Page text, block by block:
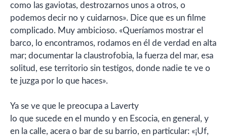
como las gaviotas, destrozarnos unos a otros, o
podemos decir no y cuidarnos». Dice que es un filme
complicado. Muy ambicioso. «Queríamos mostrar el
barco, lo encontramos, rodamos en él de verdad en alta
mar; documentar la claustrofobia, la fuerza del mar, esa
solitud, ese territorio sin testigos, donde nadie te ve o
te juzga por lo que haces».
Ya se ve que le preocupa a Laverty
lo que sucede en el mundo y en Escocia, en general, y
en la calle, acera o bar de su barrio, en particular: «¡Uf,